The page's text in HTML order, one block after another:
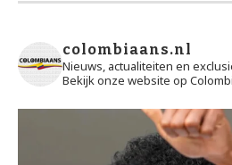
colombiaans.nl
Nieuws, actualiteiten en
Bekijk onze website op